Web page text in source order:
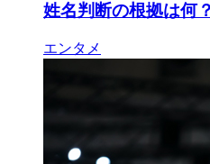
姓名判断の根拠は何
エンタメ